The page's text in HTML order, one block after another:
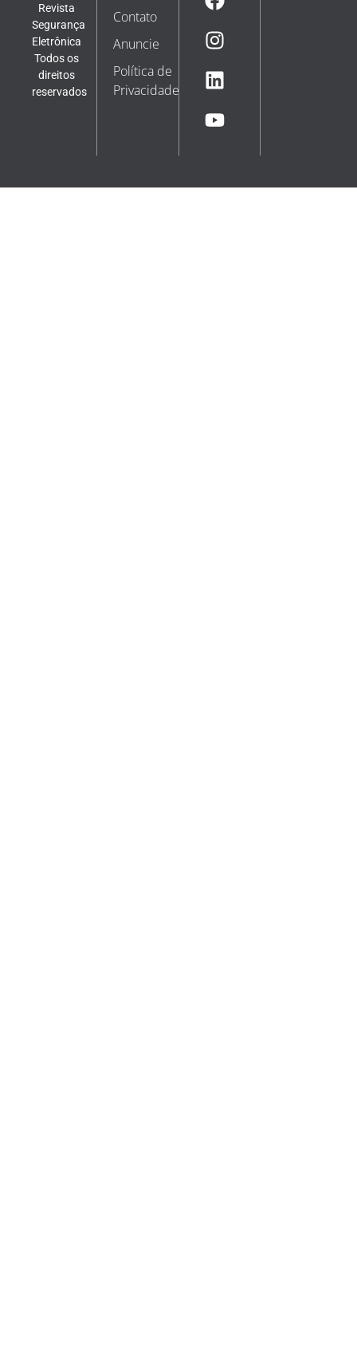
Revista
Segurança
Eletrônica
Todos os
direitos
reservados
Contato
Anuncie
Política de
Privacidade